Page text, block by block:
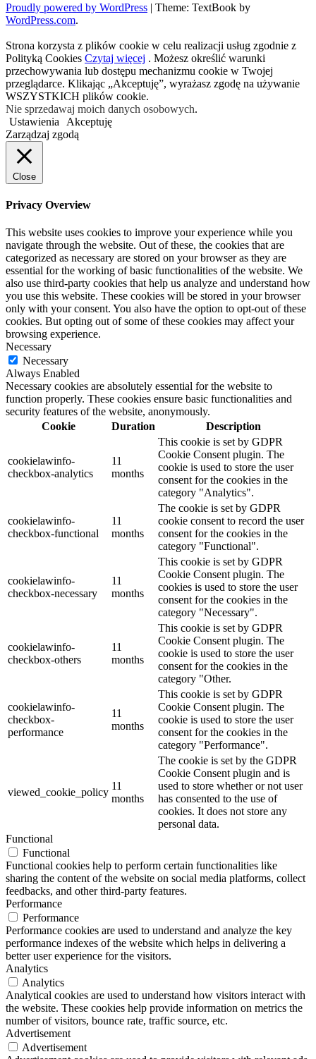
Proudly powered by WordPress | Theme: TextBook by
WordPress.com.
Strona korzysta z plików cookie w celu realizacji usług zgodnie z
Polityką Cookies Czytaj więcej . Możesz określić warunki
przechowywania lub dostępu mechanizmu cookie w Twojej
przeglądarce. Klikając „Akceptuję”, wyrażasz zgodę na używanie
WSZYSTKICH plików cookie.
Nie sprzedawaj moich danych osobowych.
Ustawienia
Akceptuję
Zarządzaj zgodą
Close
Privacy Overview
This website uses cookies to improve your experience while you
navigate through the website. Out of these, the cookies that are
categorized as necessary are stored on your browser as they are
essential for the working of basic functionalities of the website. We
also use third-party cookies that help us analyze and understand how
you use this website. These cookies will be stored in your browser
only with your consent. You also have the option to opt-out of these
cookies. But opting out of some of these cookies may affect your
browsing experience.
Necessary
Necessary
Always Enabled
Necessary cookies are absolutely essential for the website to
function properly. These cookies ensure basic functionalities and
security features of the website, anonymously.
Cookie
Duration Description
cookielawinfo-
checkbox-analytics
11
months
This cookie is set by GDPR
Cookie Consent plugin. The
cookie is used to store the user
consent for the cookies in the
category "Analytics".
cookielawinfo-
checkbox-functional
11
months
The cookie is set by GDPR
cookie consent to record the user
consent for the cookies in the
category "Functional".
cookielawinfo-
checkbox-necessary
11
months
This cookie is set by GDPR
Cookie Consent plugin. The
cookies is used to store the user
consent for the cookies in the
category "Necessary".
cookielawinfo-
checkbox-others
11
months
This cookie is set by GDPR
Cookie Consent plugin. The
cookie is used to store the user
consent for the cookies in the
category "Other.
cookielawinfo-
checkbox-
performance
11
months
This cookie is set by GDPR
Cookie Consent plugin. The
cookie is used to store the user
consent for the cookies in the
category "Performance".
viewed_cookie_policy
11
months
The cookie is set by the GDPR
Cookie Consent plugin and is
used to store whether or not user
has consented to the use of
cookies. It does not store any
personal data.
Functional
Functional
Functional cookies help to perform certain functionalities like
sharing the content of the website on social media platforms, collect
feedbacks, and other third-party features.
Performance
Performance
Performance cookies are used to understand and analyze the key
performance indexes of the website which helps in delivering a
better user experience for the visitors.
Analytics
Analytics
Analytical cookies are used to understand how visitors interact with
the website. These cookies help provide information on metrics the
number of visitors, bounce rate, traffic source, etc.
Advertisement
Advertisement